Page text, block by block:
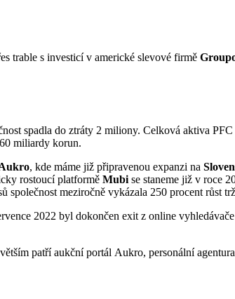
trable s investicí v americké slevové firmě
spadla do ztráty 2 miliony. Celková aktiva
miliardy korun.
, kde máme již připravenou expanzi na
rostoucí platformě Mubise staneme již v roce
společnost meziročně vykázala 250 procent růst
2022 byl dokončen exit z online
patří aukční portál Aukro, personální agentura